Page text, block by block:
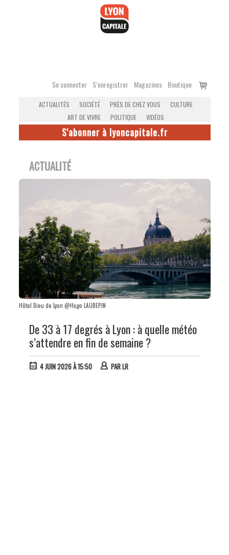
Se connecter S’enregistrer Magazines Boutique
Voir
ACTUALITÉS SOCIÉTÉ PRÈS DE CHEZ VOUS
CULTURE
ART DE VIVRE
POLITIQUE VIDÉOS
S'abonner à lyoncapitale.fr
ACTUALITÉ
Hôtel Dieu de Lyon @Hugo LAUBEPIN
De 33 à 17 degrés à Lyon : à quelle météo
s’attendre en fin de semaine ?
4 JUIN 2026 À 15:50 PARLR